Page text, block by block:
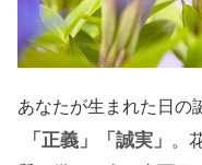
あなたが生まれた日の
「正義」「誠実」
。